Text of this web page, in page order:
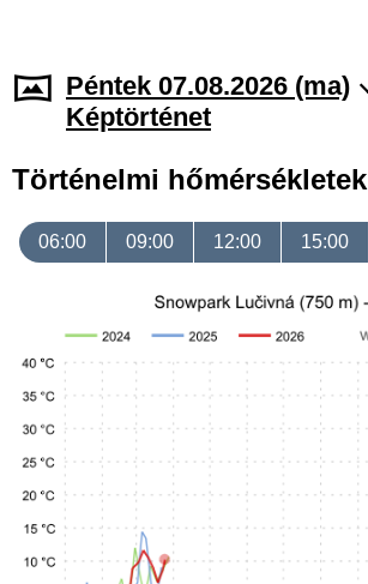
Péntek 07.08.2026 (ma)
Képtörténet
Történelmi hőmérsékletek
06:00 09:00 12:00 15:00